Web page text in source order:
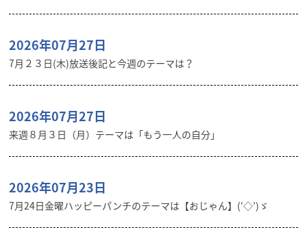
2026年07月27日
7月２３日(木)放送後記と今週のテーマは？
2026年07月27日
来週８月３日（月）テーマは「もう一人の自分」
2026年07月23日
7月24日金曜ハッピーパンチのテーマは【おじゃん】(‘◇’)ゞ